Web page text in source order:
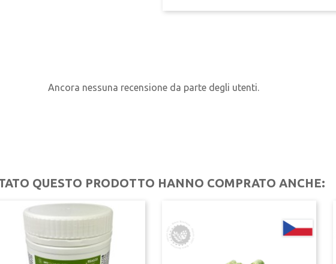
Ancora nessuna recensione da parte degli utenti.
QUESTO PRODOTTO HANNO COMPRATO ANCHE: